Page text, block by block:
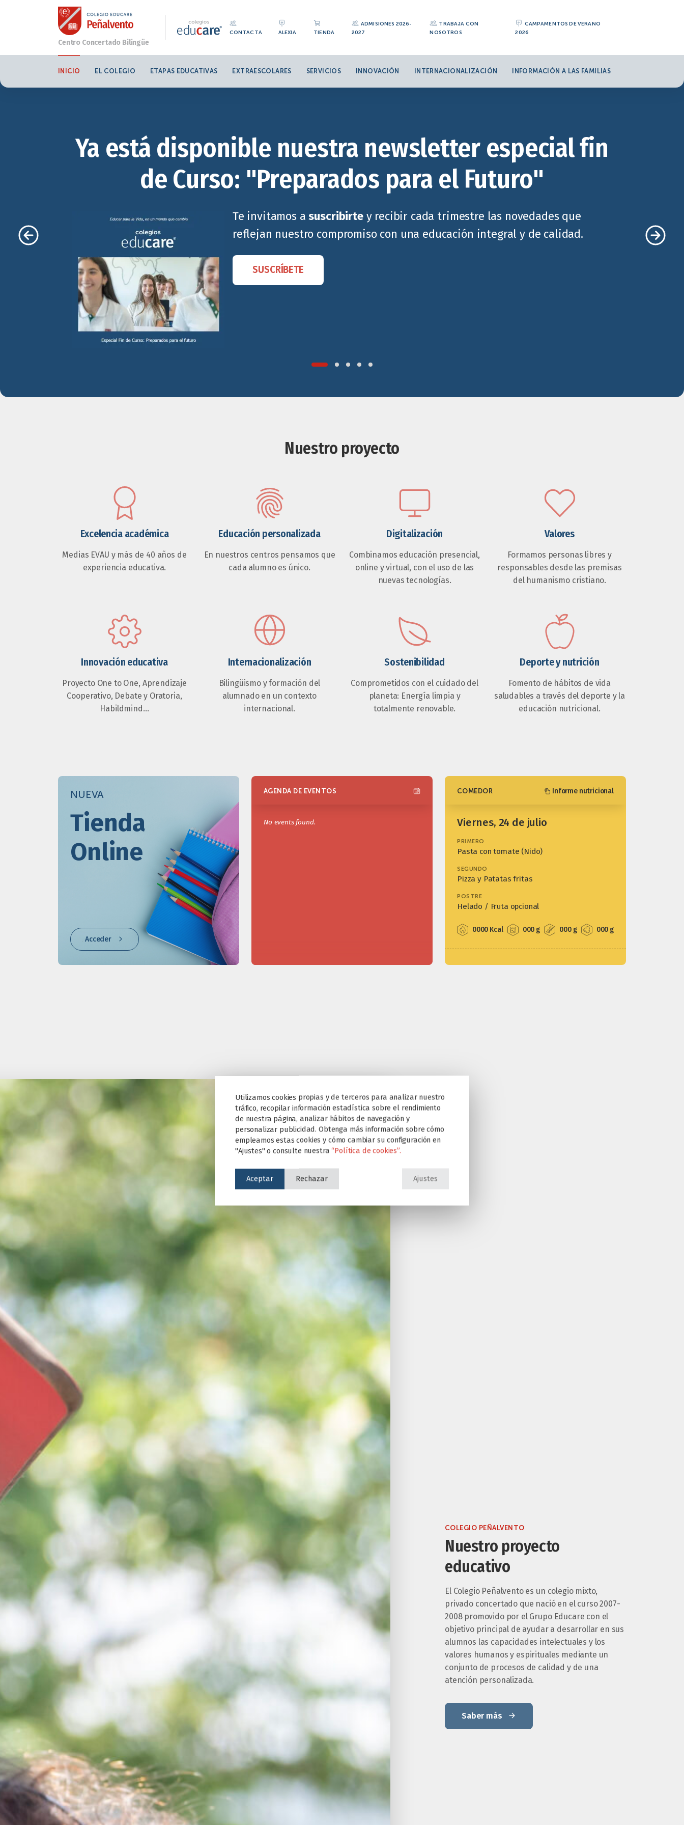
CONTACTA ALEXIA TIENDA
ADMISIONES 2026-
2027
TRABAJA CON
NOSOTROS
CAMPAMENTOS DE VERANO
2026
INICIO EL COLEGIO ETAPAS EDUCATIVAS EXTRAESCOLARES SERVICIOS INNOVACIÓN INTERNACIONALIZACIÓN INFORMACIÓN A LAS FAMILIAS
Ya está disponible nuestra newsletter especial fin
de Curso: "Preparados para el Futuro"
Te invitamos asuscribirtey recibir cada trimestre las novedades que
reflejan nuestro compromiso con una educación integral y de calidad.
SUSCRÍBETE
Nuestro proyecto
Excelencia académica
Medias EVAU y más de 40 años de
experiencia educativa.
Educación personalizada
En nuestros centros pensamos que
cada alumno es único.
Digitalización
Combinamos educación presencial,
online y virtual, con el uso de las
nuevas tecnologías.
Valores
Formamos personas libres y
responsables desde las premisas
del humanismo cristiano.
Innovación educativa
Proyecto One to One, Aprendizaje
Cooperativo, Debate y Oratoria,
Habildmind…
Internacionalización
Bilingüismo y formación del
alumnado en un contexto
internacional.
Sostenibilidad
Comprometidos con el cuidado del
planeta: Energía limpia y
totalmente renovable.
Deporte y nutrición
Fomento de hábitos de vida
saludables a través del deporte y la
educación nutricional.
NUEVA
Tienda
Online
Acceder
AGENDA DE EVENTOS
No events found.
COMEDOR Informe nutricional
viernes, 24 de julio
PRIMERO
Pasta con tomate (Nido)
SEGUNDO
Pizza y Patatas fritas
POSTRE
Helado / Fruta opcional
0000 Kcal 000 g 000 g 000 g
COLEGIO PEÑALVENTO
Nuestro proyecto
educativo
El Colegio Peñalvento es un colegio mixto,
privado concertado que nació en el curso 2007-
2008 promovido por el Grupo Educare con el
objetivo principal de ayudar a desarrollar en sus
alumnos las capacidades intelectuales y los
valores humanos y espirituales mediante un
conjunto de procesos de calidad y de una
atención personalizada.
Saber más
Utilizamos cookies propias y de terceros para analizar nuestro
tráfico, recopilar información estadística sobre el rendimiento
de nuestra página, analizar hábitos de navegación y
personalizar publicidad. Obtenga más información sobre cómo
empleamos estas cookies y cómo cambiar su configuración en
"Ajustes" o consulte nuestra“Política de cookies”.
Aceptar Rechazar Ajustes